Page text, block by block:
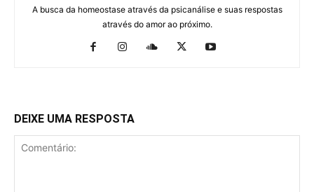
A busca da homeostase através da psicanálise e suas respostas
através do amor ao próximo.
DEIXE UMA RESPOSTA